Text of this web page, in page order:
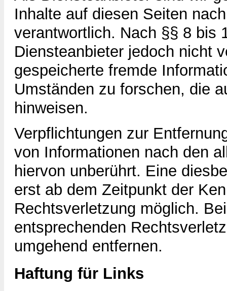
Inhalte auf diesen Seiten
verantwortlich. Nach §§ 8 bis
Diensteanbieter jedoch nicht
gespeicherte fremde
Umständen zu forschen, die
hinweisen.
Verpflichtungen zur
von Informationen nach den
hiervon unberührt. Eine
erst ab dem Zeitpunkt der
Rechtsverletzung möglich.
entsprechenden
umgehend entfernen.
Haftung für Links